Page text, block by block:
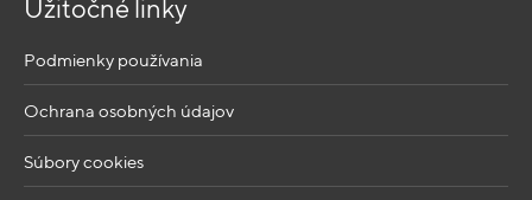
Užitočné linky
Podmienky používania
Ochrana osobných údajov
Súbory cookies